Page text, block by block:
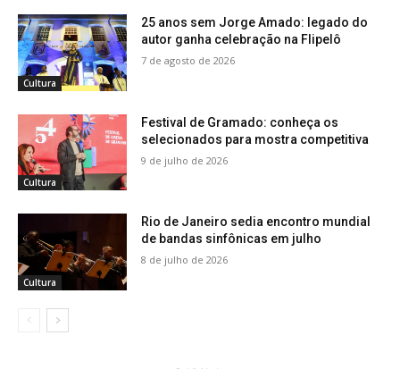
Cultura
25 anos sem Jorge Amado: legado do
autor ganha celebração na Flipelô
7 de agosto de 2026
Cultura
Festival de Gramado: conheça os
selecionados para mostra competitiva
9 de julho de 2026
Cultura
Rio de Janeiro sedia encontro mundial
de bandas sinfônicas em julho
8 de julho de 2026